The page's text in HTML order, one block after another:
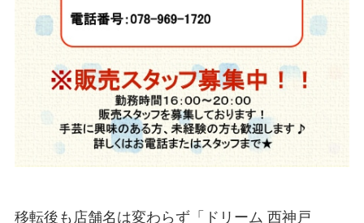
移転後も店舗名は変わらず「ドリーム 西神戸